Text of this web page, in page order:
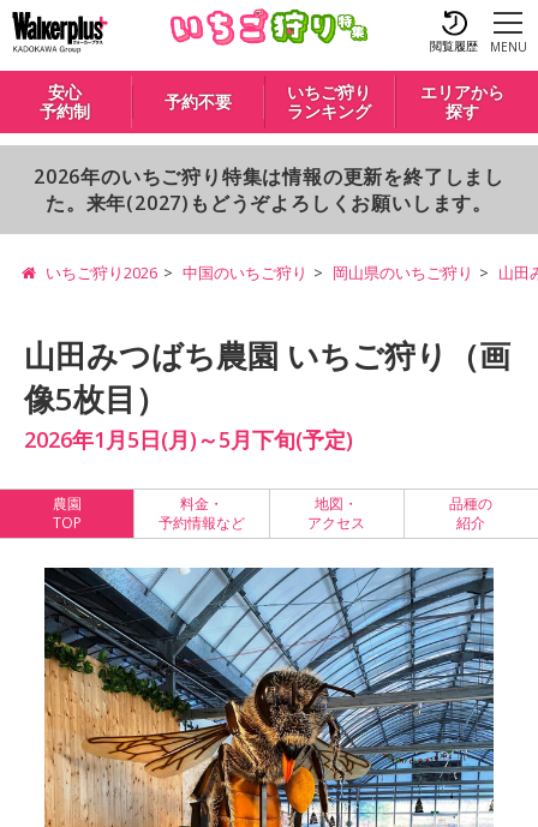
閲覧履歴 MENU
安心
予約制
予約不要
いちご狩り
ランキング
エリアから
探す
2026年のいちご狩り特集は情報の更新を終了しまし
た。来年(2027)もどうぞよろしくお願いします。
いちご狩り2026 中国のいちご狩り 岡山県のいちご狩り 山田
山田みつばち農園 いちご狩り（画
像5枚目）
2026年1月5日(月)～5月下旬(予定)
農園
TOP
料金・
予約情報など
地図・
アクセス
品種の
紹介